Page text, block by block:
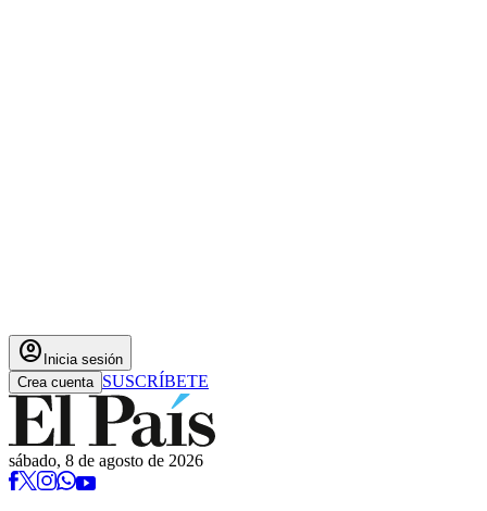
account_circle Inicia sesión
Crea cuenta SUSCRÍBETE
sábado, 8 de agosto de 2026